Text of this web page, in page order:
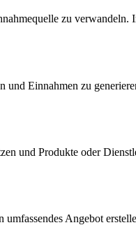
zu
und Einnahmen zu
und Produkte oder
Angebot